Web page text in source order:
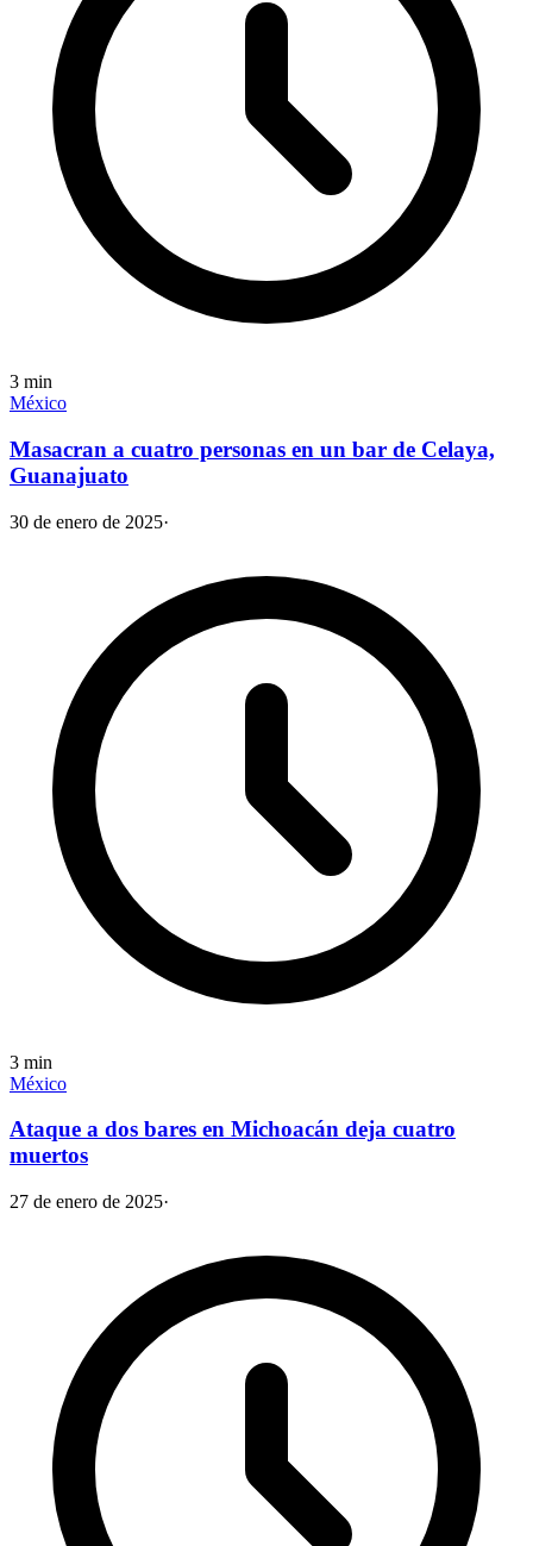
3 min
México
Masacran a cuatro personas en un bar de Celaya,
Guanajuato
30 de enero de 2025·
3 min
México
Ataque a dos bares en Michoacán deja cuatro
muertos
27 de enero de 2025·